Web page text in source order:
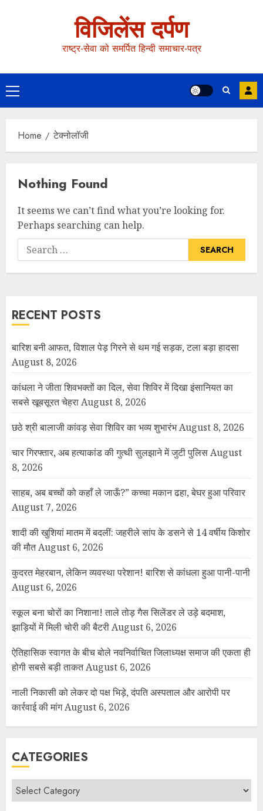
विजिलेंस दर्पण
राष्ट्र-सेवा को समर्पित हिन्दी समाचार-पत्र
Home टेक्नोलॉजी
Nothing Found
It seems we can’t find what you’re looking for.
Perhaps searching can help.
RECENT POSTS
बारिश बनी आफत, विशाल पेड़ गिरने से थम गई सड़क, टला बड़ा हादसा
August 8, 2026
कांधला ने जीता शिवभक्तों का दिल, सेवा शिविर में दिखा इंसानियत का
सबसे खूबसूरत चेहराAugust 8, 2026
छठे श्री बालाजी कांवड़ सेवा शिविर का भव्य शुभारंभAugust 8, 2026
चार गिरफ्तार, अब हत्याकांड की गुत्थी सुलझाने में जुटी पुलिसAugust
8, 2026
साहब, अब बच्चों को कहाँ ले जाऊँ?” कच्चा मकान ढहा, बेघर हुआ परिवार
August 7, 2026
शादी की खुशियां मातम में बदलीं: जहरीले सांप के डसने से 14 वर्षीय किशोर
की मौतAugust 6, 2026
कुदरत मेहरबान, लेकिन व्यवस्था परेशान! बारिश से कांधला हुआ पानी-पानी
August 6, 2026
स्कूल बना चोरों का निशाना! ताले तोड़ गैस सिलेंडर ले उड़े बदमाश,
झाड़ियों में मिली चोरी की बैटरीAugust 6, 2026
ऐतिहासिक स्वागत के बीच बोले नवनिर्वाचित जिलाध्यक्ष समाज की एकता ही
होगी सबसे बड़ी ताकतAugust 6, 2026
नाली निकासी को लेकर दो पक्ष भिड़े, दंपति अस्पताल और आरोपी पर
कार्रवाई की मांगAugust 6, 2026
CATEGORIES